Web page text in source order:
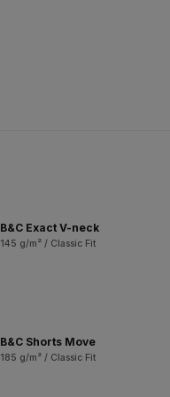
B&C Exact V-neck
145 g/m² / Classic Fit
B&C Shorts Move
185 g/m² / Classic Fit